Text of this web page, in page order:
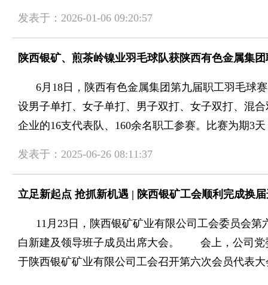
发表于：2026-01-06 09:20:57
陕西银矿、煎茶岭镍业羽毛球队获陕西有色金属集
6月18日，陕西有色金属集团第九届职工羽毛球
设男子单打、女子单打、男子双打、女子双打、混
企业的16支代表队、160余名职工参赛。比赛为期3
发表于：2025-06-26 08:11:37
立足新起点 抢抓新机遇 | 陕西银矿工会顺利完成换
11月23日，陕西银矿矿业有限公司工会委员会第
白新建及领导班子成员出席大会。 会上，公司党
于陕西银矿矿业有限公司工会召开第六次会员代表